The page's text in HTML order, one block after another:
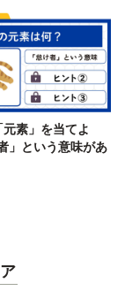
素」を当てよ
」という意味があ